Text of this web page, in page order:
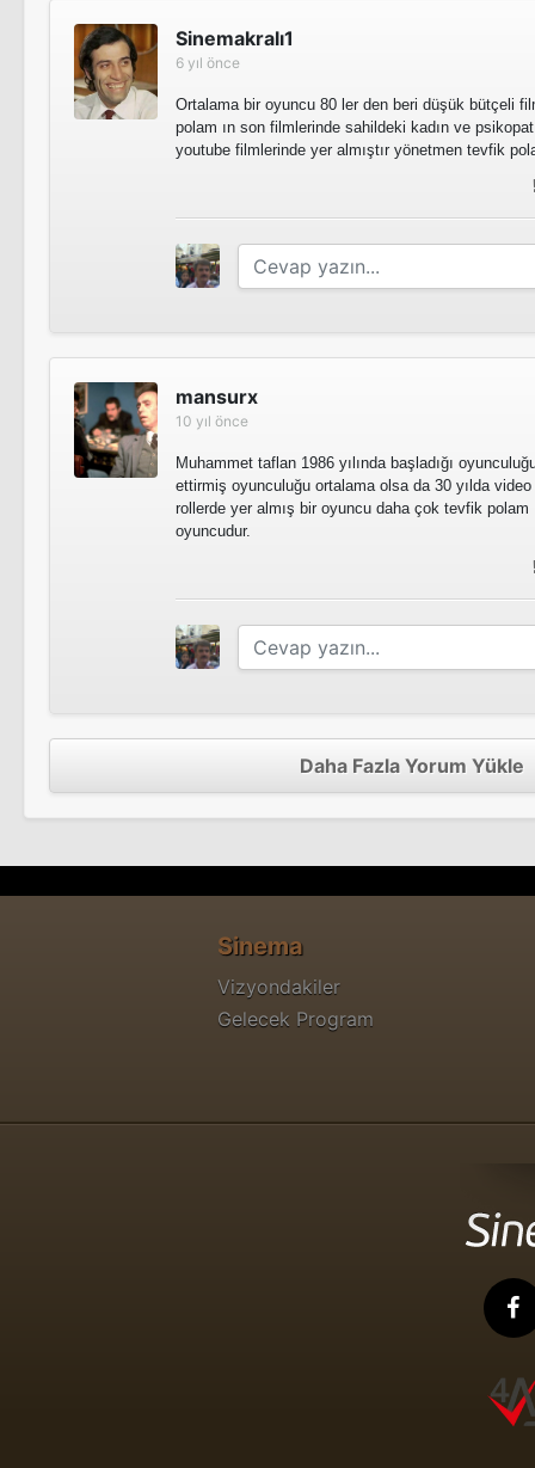
Sinemakralı1
6 yıl önce
Ortalama bir oyuncu 80 ler den beri düşük bütçeli
polam ın son filmlerinde sahildeki kadın ve
youtube filmlerinde yer almıştır yönetmen tevfik
mansurx
10 yıl önce
Muhammet taflan 1986 yılında başladığı
ettirmiş oyunculuğu ortalama olsa da 30 yılda
rollerde yer almış bir oyuncu daha çok tevfik polam
oyuncudur.
Daha Fazla Yorum Yükle
Sinema
Vizyondakiler
Gelecek Program